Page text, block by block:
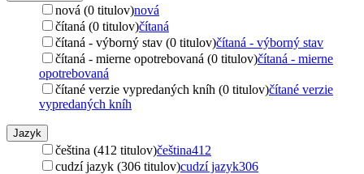
nová (0 titulov)nová
čítaná (0 titulov)čítaná
čítaná - výborný stav (0 titulov)čítaná - výborný stav
čítaná - mierne opotrebovaná (0 titulov)čítaná - mierne
opotrebovaná
čítané verzie vypredaných kníh (0 titulov)čítané verzie
vypredaných kníh
Jazyk
čeština (412 titulov)čeština412
cudzí jazyk (306 titulov)cudzí jazyk306